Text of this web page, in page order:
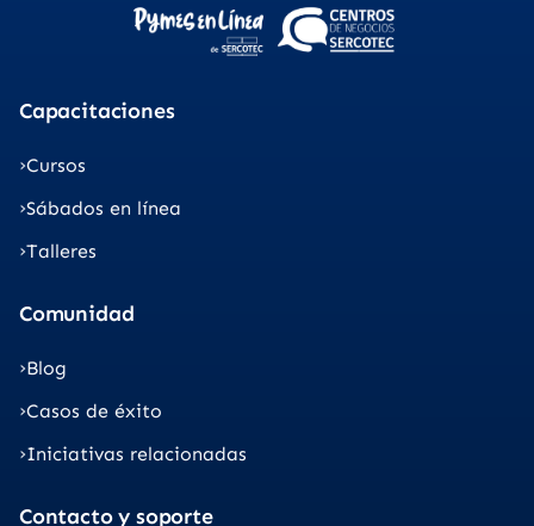
Capacitaciones
Cursos
Sábados en línea
Talleres
Comunidad
Blog
Casos de éxito
Iniciativas relacionadas
Contacto y soporte